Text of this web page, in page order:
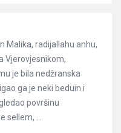
Malika, radijallahu anhu,
Vjerovjesnikom,
je bila nedžranska
ga je neki beduin i
površinu
sellem, ...